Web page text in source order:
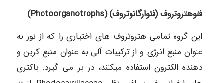
فتوهتروتروف (فتوارگانوتروف) (Photoorganotrophs)
این گروه تمامی هتروتروف های اختیاری را که از نور به
عنوان منبع انرژی و از ترکیبات آلی به عنوان منبع کربن و
دهنده الکترون استفاده میکنند، در بر می گیرد. باکتری